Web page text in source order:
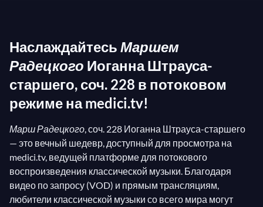
Наслаждайтесь Маршем
Радецкого Иоганна Штрауса-
старшего, соч. 228 в потоковом
режиме на medici.tv!
Марш Радецкого, соч. 228 Иоганна Штрауса-старшего
— это вечный шедевр, доступный для просмотра на
medici.tv, ведущей платформе для потокового
воспроизведения классической музыки. Благодаря
видео по запросу (VOD) и прямым трансляциям,
любители классической музыки со всего мира могут